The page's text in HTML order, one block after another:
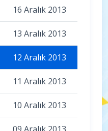
16 Aralık 2013
13 Aralık 2013
12 Aralık 2013
11 Aralık 2013
10 Aralık 2013